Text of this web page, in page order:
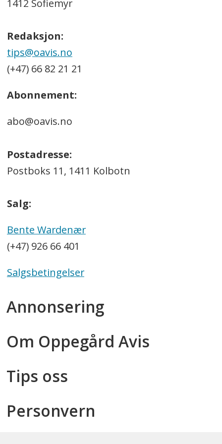
Oppegård Avis består av en liten, men
hardtarbeidende redaksjon, som alltid
og for folk i Oppegård. Her er vår stab:
Thomas N. Witsø-Bjølmer - Ansvarlig
Eskil Bjørshol - Redaktør - Telefon:
Thomas Trøa - Journalist - Telefon:
Hilde Hammer - Journalist - Telefon:
Espen Homlong Gaustad - Frilanser -
Samuel R. Nygaard - 5 på gata-
reporter
Salg
markedssjef
1412 Sofiemyr
Redaksjon:
tips@oavis.no
(+47) 66 82 21 21
Abonnement:
abo@oavis.no
Postadresse:
Postboks 11, 1411 Kolbotn
Salg:
Bente Wardenær
(+47) 926 66 401
Salgsbetingelser
Annonsering
Om Oppegård Avis
Tips oss
Personvern